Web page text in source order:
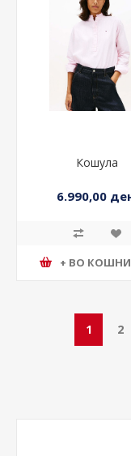
Кошула
6.990,00
+ ВО
1 2